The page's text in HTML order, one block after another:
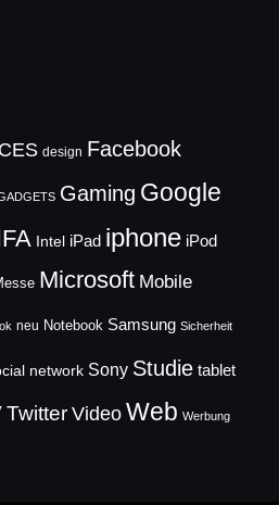
CES design Facebook
Gaming Google
Intel iPad iphone iPod
Microsoft Mobile
neu Notebook Samsung Sicherheit
network Sony Studie tablet
Twitter Video Web Werbung